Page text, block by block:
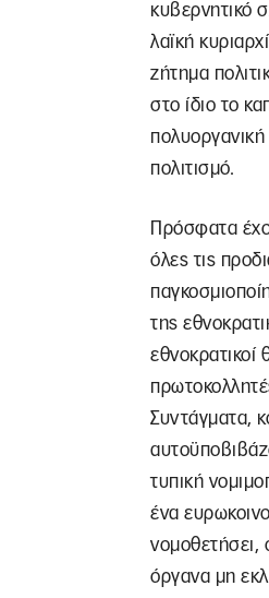
κυβερνητικό
λαϊκή
ζήτημα
στο ίδιο το
πολιτισμό.
Πρόσφατα
όλες τις
της
εθνοκρατικοί
Συντάγματα,
τυπική
ένα
νομοθετήσει,
όργανα μη